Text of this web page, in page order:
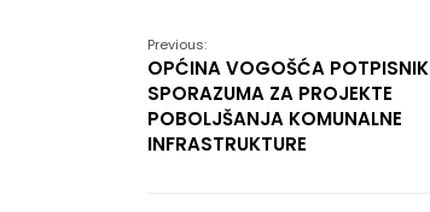
Previous:
OPĆINA VOGOŠĆA POTPISNIK
SPORAZUMA ZA PROJEKTE
POBOLJŠANJA KOMUNALNE
INFRASTRUKTURE